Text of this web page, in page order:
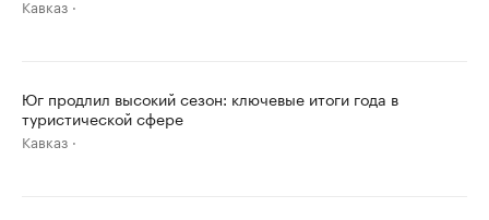
Кавказ
Юг продлил высокий сезон: ключевые итоги года в
туристической сфере
Кавказ